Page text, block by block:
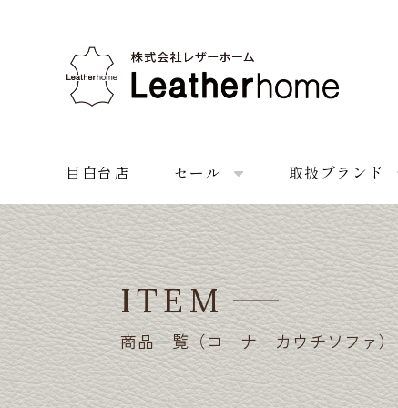
株式会社レザーホーム
目白台店 セール 取扱ブランド
ITEM
商品一覧（コーナーカウチソファ）